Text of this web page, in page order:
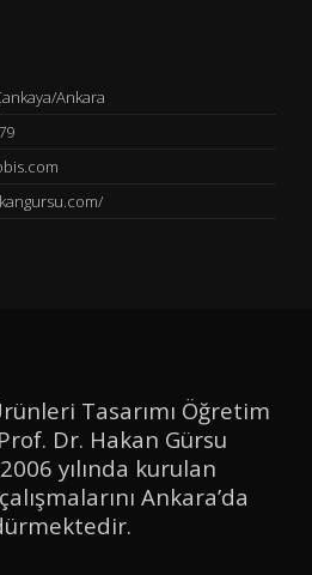
Ankara
Tasarımı Öğretim
Dr. Hakan Gürsu
yılında kurulan
Ankara’da